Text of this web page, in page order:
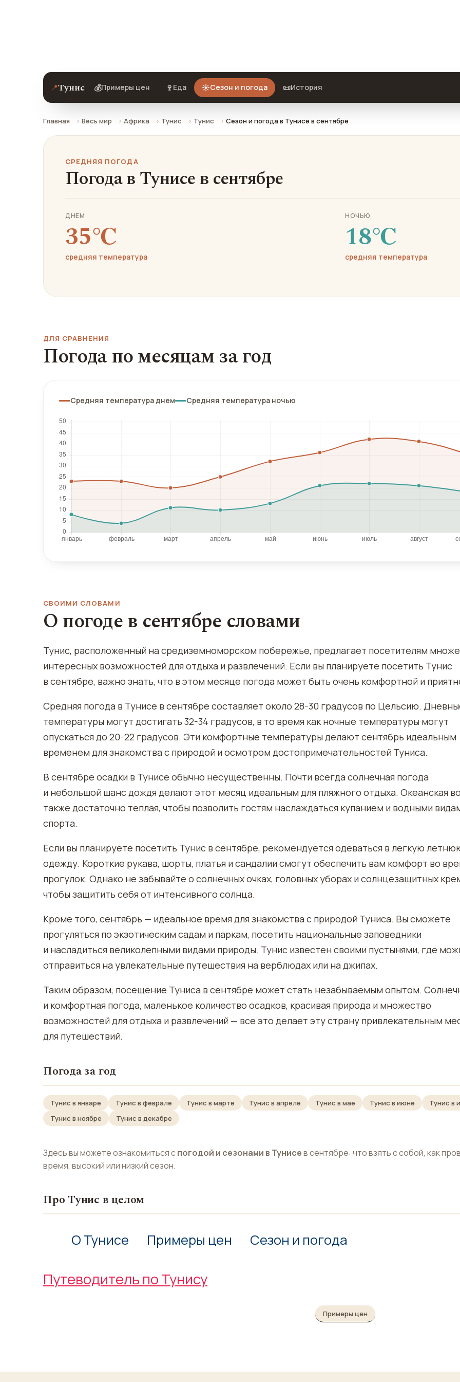
📍Тунис 💰Примеры цен 🍷 Еда ☀️Сезон и погода 📜История
Главная Весь мир Африка Тунис Тунис Сезон и погода в Тунисе в сентябре
СРЕДНЯЯ ПОГОДА
Погода в Тунисе в сентябре
ДНЕМ
35℃
средняя температура
НОЧЬЮ
18℃
средняя температура
ДЛЯ СРАВНЕНИЯ
Погода по месяцам за год
Средняя температура днем Средняя температура ночью
СВОИМИ СЛОВАМИ
О погоде в сентябре словами
Тунис, расположенный на средиземноморском побережье, предлагает посетителям
интересных возможностей для отдыха и развлечений. Если вы планируете посетить Тунис
в сентябре, важно знать, что в этом месяце погода может быть очень комфортной и
Средняя погода в Тунисе в сентябре составляет около 28-30 градусов по Цельсию.
температуры могут достигать 32-34 градусов, в то время как ночные температуры могут
опускаться до 20-22 градусов. Эти комфортные температуры делают сентябрь идеальным
временем для знакомства с природой и осмотром достопримечательностей Туниса.
В сентябре осадки в Тунисе обычно несущественны. Почти всегда солнечная погода
и небольшой шанс дождя делают этот месяц идеальным для пляжного отдыха. Океанская
также достаточно теплая, чтобы позволить гостям наслаждаться купанием и водными
спорта.
Если вы планируете посетить Тунис в сентябре, рекомендуется одеваться в легкую
одежду. Короткие рукава, шорты, платья и сандалии смогут обеспечить вам комфорт во
прогулок. Однако не забывайте о солнечных очках, головных уборах и солнцезащитных
чтобы защитить себя от интенсивного солнца.
Кроме того, сентябрь — идеальное время для знакомства с природой Туниса. Вы сможете
прогуляться по экзотическим садам и паркам, посетить национальные заповедники
и насладиться великолепными видами природы. Тунис известен своими пустынями, где
отправиться на увлекательные путешествия на верблюдах или на джипах.
Таким образом, посещение Туниса в сентябре может стать незабываемым опытом.
и комфортная погода, маленькое количество осадков, красивая природа и множество
возможностей для отдыха и развлечений — все это делает эту страну привлекательным
для путешествий.
Погода за год
Тунис в январе Тунис в феврале Тунис в марте Тунис в апреле Тунис в мае Тунис в июне Тунис в
Тунис в ноябре
Тунис в декабре
Здесь вы можете ознакомиться спогодой и сезонами в Тунисев сентябре: что взять с собой, как
время, высокий или низкий сезон.
Про Тунис в целом
О Тунисе Примеры цен Сезон и погода
Путеводитель по Тунису
Примеры цен